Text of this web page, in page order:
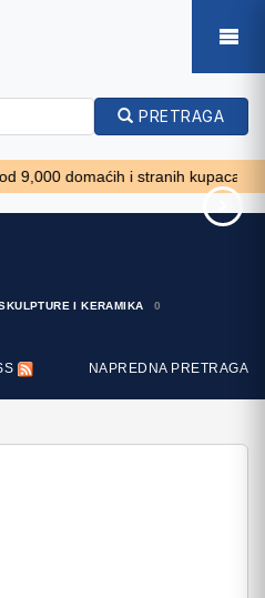
PRETRAGA
9,000 domaćih i stranih kupaca iz
I KERAMIKA 0
NAPREDNA PRETRAGA